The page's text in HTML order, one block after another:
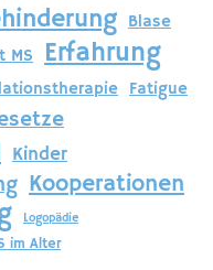
Blase
MS Erfahrung
Fatigue
Kinder
Kooperationen
Logopädie
im Alter